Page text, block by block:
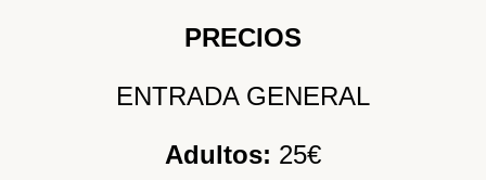
PRECIOS
ENTRADA GENERAL
Adultos: 25€